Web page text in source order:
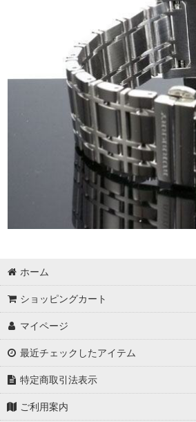
ホーム
ショッピングカート
マイページ
最近チェックしたアイテム
特定商取引法表示
ご利用案内